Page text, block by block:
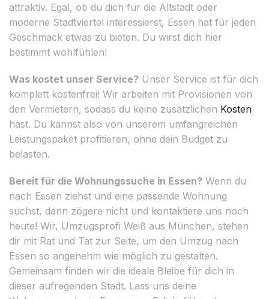
attraktiv. Egal, ob du dich für die Altstadt oder
moderne Stadtviertel interessierst, Essen hat für jeden
Geschmack etwas zu bieten. Du wirst dich hier
bestimmt wohlfühlen!
Was kostet unser Service? Unser Service ist für dich
komplett kostenfrei! Wir arbeiten mit Provisionen von
den Vermietern, sodass du keine zusätzlichen Kosten
hast. Du kannst also von unserem umfangreichen
Leistungspaket profitieren, ohne dein Budget zu
belasten.
Bereit für die Wohnungssuche in Essen? Wenn du
nach Essen ziehst und eine passende Wohnung
suchst, dann zögere nicht und kontaktiere uns noch
heute! Wir, Umzugsprofi Weiß aus München, stehen
dir mit Rat und Tat zur Seite, um den Umzug nach
Essen so angenehm wie möglich zu gestalten.
Gemeinsam finden wir die ideale Bleibe für dich in
dieser aufregenden Stadt. Lass uns deine